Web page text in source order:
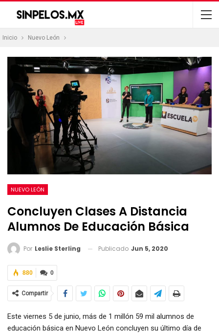
Inicio Nuevo León
NUEVO LEÓN
Concluyen Clases A Distancia
Alumnos De Educación Básica
Por Leslie Sterling Publicado Jun 5, 2020
0
880
Compartir
Este viernes 5 de junio, más de 1 millón 59 mil alumnos de
educación básica en Nuevo León concluyen su último día de